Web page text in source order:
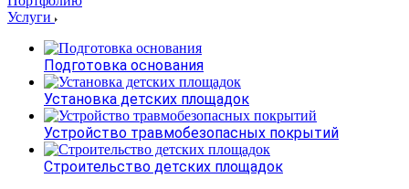
Услуги
Подготовка основания
Установка детских площадок
Устройство травмобезопасных покрытий
Строительство детских площадок